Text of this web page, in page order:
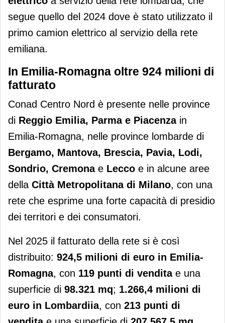
segue quello del 2024 dove è stato utilizzato il
primo camion elettrico al servizio della rete
emiliana.
In Emilia-Romagna oltre 924 milioni di
fatturato
Conad Centro Nord è presente nelle province
di Reggio Emilia, Parma e Piacenza in
Emilia-Romagna, nelle province lombarde di
Bergamo, Mantova, Brescia, Pavia, Lodi,
Sondrio, Cremonae Lecco e in alcune aree
della Città Metropolitana di Milano, con una
rete che esprime una forte capacità di presidio
dei territori e dei consumatori.
Nel 2025 il fatturato della rete si è così
distribuito: 924,5 milioni di euro in Emilia-
Romagna, con 119 punti di venditae una
superficie di 98.321 mq; 1.266,4 milioni di
euro in Lombardiia, con 213 punti di